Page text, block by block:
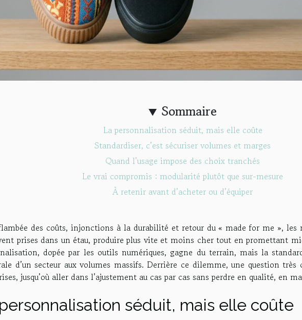
Sommaire
La personnalisation séduit, mais elle coûte
Standardiser, c’est sécuriser volumes et marges
Quand l’usage impose des choix tranchés
Le vrai compromis : modularité plutôt que sur-mesure
À retenir avant d’acheter ou d’équiper
des coûts, injonctions à la durabilité et retour du « made for me », les
prises dans un étau, produire plus vite et moins cher tout en promettant
dopée par les outils numériques, gagne du terrain, mais la
d’un secteur aux volumes massifs. Derrière ce dilemme, une question très
jusqu’où aller dans l’ajustement au cas par cas sans perdre en qualité, en
séduit, mais elle coûte